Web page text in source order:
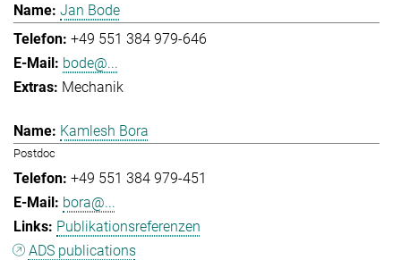
Jan Bode
+49 551 384 979-646
bode@...
Mechanik
Kamlesh Bora
Postdoc
+49 551 384 979-451
bora@...
Publikationsreferenzen
ADS publications